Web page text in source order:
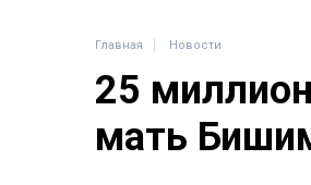
Главная Новости
25
мать